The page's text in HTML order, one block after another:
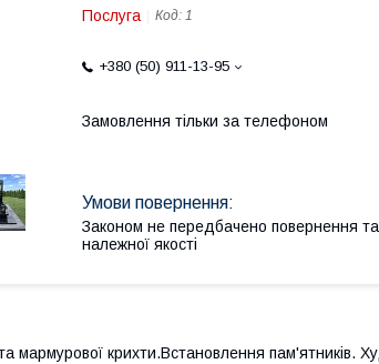
Послуга Код: 1
+380 (50) 911-13-95
Замовлення тільки за телефоном
Законом не передбачено повернення
належної якості
та мармурової крихти.Встановлення пам'ятників.